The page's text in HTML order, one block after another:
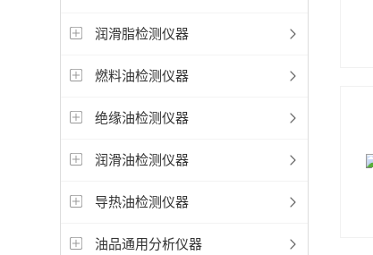
润滑脂检测仪器
燃料油检测仪器
绝缘油检测仪器
润滑油检测仪器
导热油检测仪器
油品通用分析仪器